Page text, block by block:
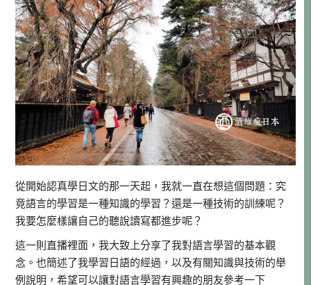
從開始認真學日文的那一天起，我就一直在想這個問題：究
竟語言的學習是一種知識的學習？還是一種技術的訓練呢？
我要怎麼樣讓自己的聽說讀寫都進步呢？
這一則直播裡面，我大致上分享了我對語言學習的基本觀
念。也簡述了我學習日語的經過，以及有關知識與技術的舉
例說明，希望可以讓對語言學習有興趣的朋友參考一下